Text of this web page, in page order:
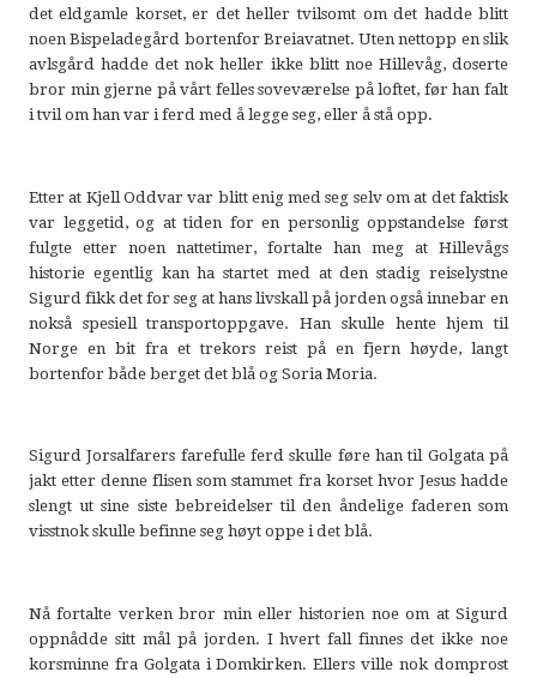
det eldgamle korset, er det heller tvilsomt om det hadde blitt
noen Bispeladegård bortenfor Breiavatnet. Uten nettopp en slik
avlsgård hadde det nok heller ikke blitt noe Hillevåg, doserte
bror min gjerne på vårt felles soveværelse på loftet, før han falt
i tvil om han var i ferd med å legge seg, eller å stå opp.
Etter at Kjell Oddvar var blitt enig med seg selv om at det faktisk
var leggetid, og at tiden for en personlig oppstandelse først
fulgte etter noen nattetimer, fortalte han meg at Hillevågs
historie egentlig kan ha startet med at den stadig reiselystne
Sigurd fikk det for seg at hans livskall på jorden også innebar en
nokså spesiell transportoppgave. Han skulle hente hjem til
Norge en bit fra et trekors reist på en fjern høyde, langt
bortenfor både berget det blå og Soria Moria.
Sigurd Jorsalfarers farefulle ferd skulle føre han til Golgata på
jakt etter denne flisen som stammet fra korset hvor Jesus hadde
slengt ut sine siste bebreidelser til den åndelige faderen som
visstnok skulle befinne seg høyt oppe i det blå.
Nå fortalte verken bror min eller historien noe om at Sigurd
oppnådde sitt mål på jorden. I hvert fall finnes det ikke noe
korsminne fra Golgata i Domkirken. Ellers ville nok domprost